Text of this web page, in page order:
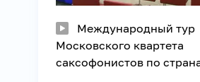
Международный тур
Московского квартета
саксофонистов по